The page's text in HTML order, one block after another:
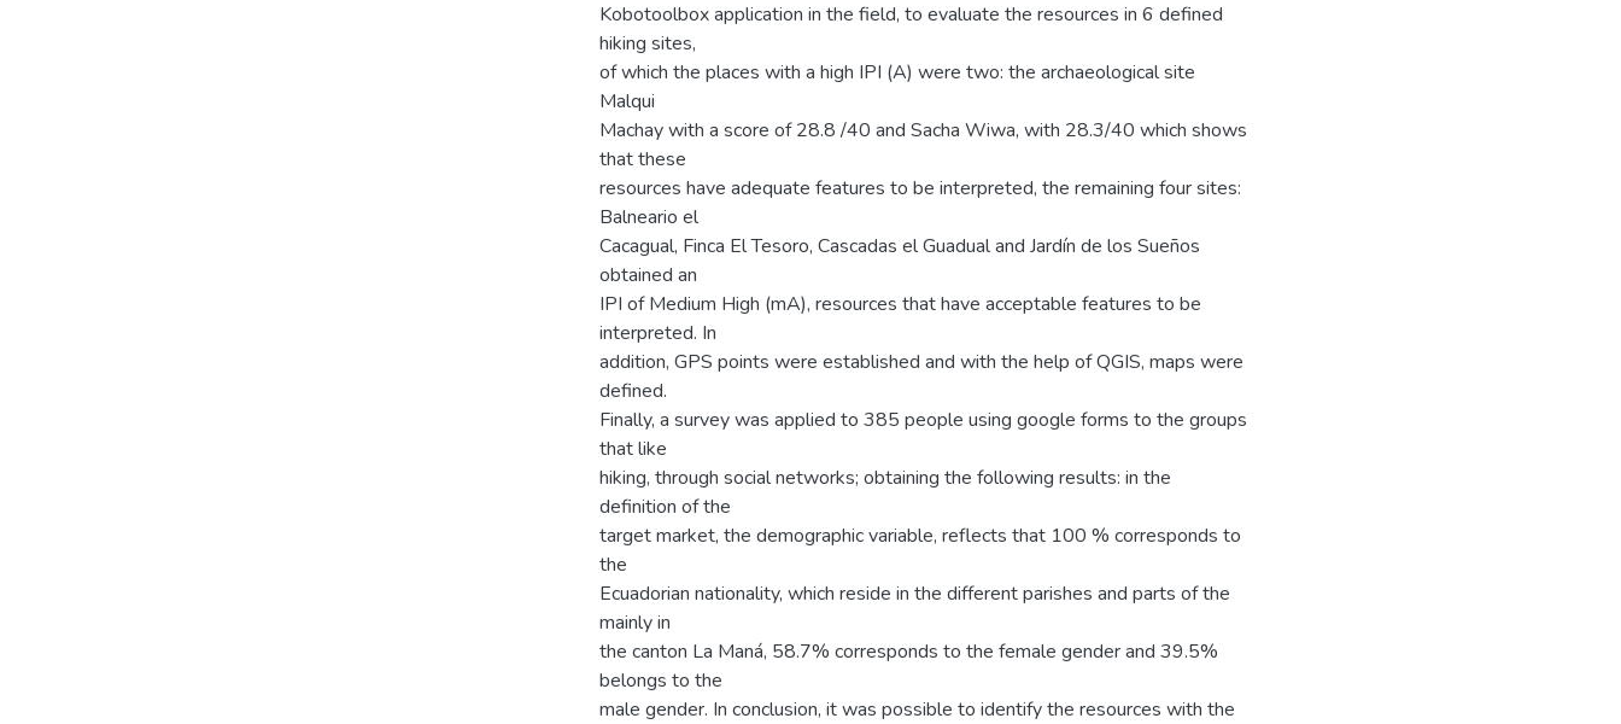
Kobotoolbox application in the field, to evaluate the resources in 6 defined
hiking sites,
of which the places with a high IPI (A) were two: the archaeological site
Malqui
Machay with a score of 28.8 /40 and Sacha Wiwa, with 28.3/40 which shows
that these
resources have adequate features to be interpreted, the remaining four sites:
Balneario el
Cacagual, Finca El Tesoro, Cascadas el Guadual and Jardín de los Sueños
obtained an
IPI of Medium High (mA), resources that have acceptable features to be
interpreted. In
addition, GPS points were established and with the help of QGIS, maps were
defined.
Finally, a survey was applied to 385 people using google forms to the groups
that like
hiking, through social networks; obtaining the following results: in the
definition of the
target market, the demographic variable, reflects that 100 % corresponds to
the
Ecuadorian nationality, which reside in the different parishes and parts of the
mainly in
the canton La Maná, 58.7% corresponds to the female gender and 39.5%
belongs to the
male gender. In conclusion, it was possible to identify the resources with the